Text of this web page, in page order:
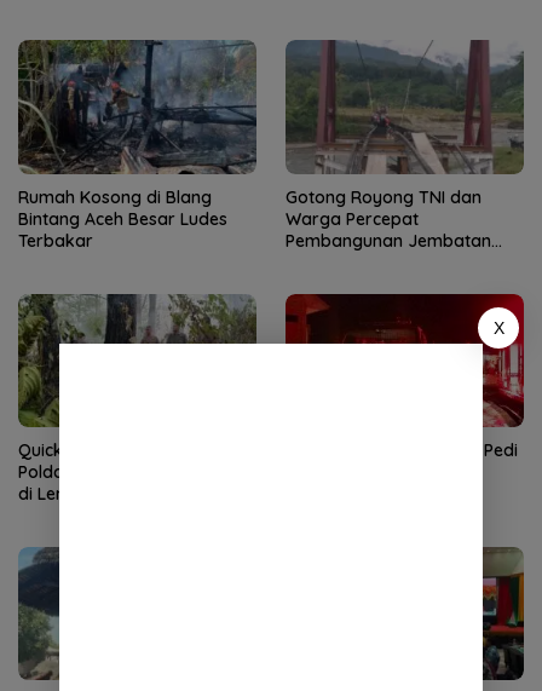
Rumah Kosong di Blang
Bintang Aceh Besar Ludes
Terbakar
Gotong Royong TNI dan
Warga Percepat
Pembangunan Jembatan
Quick Response Brimob
Polda Aceh Tangani Karhutla
di Lembah Seulawah
Satu Rumah di Terutung Pedi
X